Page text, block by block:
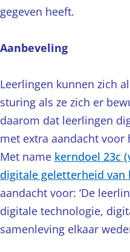
gegeven heeft.
Aanbeveling
Leerlingen kunnen zich
sturing als ze zich er
daarom dat leerlingen
met extra aandacht
Met name kerndoel 23c
digitale geletterheid van
aandacht voor: ‘De
digitale technologie,
samenleving elkaar